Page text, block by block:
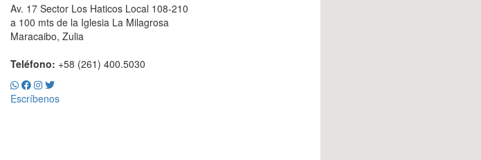
Av. 17 Sector Los Haticos Local 108-210
a 100 mts de la Iglesia La Milagrosa
Maracaibo, Zulia
Teléfono: +58 (261) 400.5030
Escríbenos